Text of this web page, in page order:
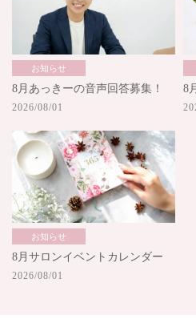
お知らせ
8月あっきーの音声回答募集！
2026/08/01
8
お知らせ
8月サロンイベントカレンダー
2026/08/01